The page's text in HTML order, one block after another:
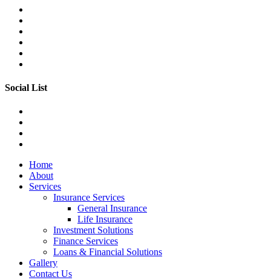
Social List
Home
About
Services
Insurance Services
General Insurance
Life Insurance
Investment Solutions
Finance Services
Loans & Financial Solutions
Gallery
Contact Us